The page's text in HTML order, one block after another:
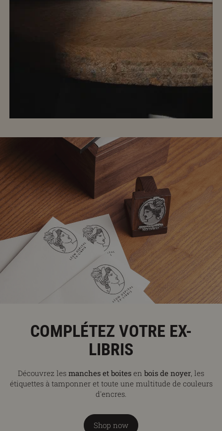
COMPLÉTEZ VOTRE EX-
LIBRIS
Découvrez les manches et boites en bois de noyer, les
étiquettes à tamponner et toute une multitude de couleurs
d'encres.
Shop now